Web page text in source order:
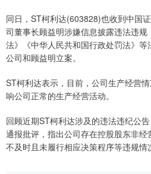
同日，ST柯利达(603828)也收到中国
司董事长顾益明涉嫌信息披露违法违
法》《中华人民共和国行政处罚法》
公司和顾益明立案。
ST柯利达表示，目前，公司生产经营
响公司正常的生产经营活动。
回顾近期ST柯利达涉及的违法违纪公
通报批评，指出公司存在控股股东非
不及时且未履行相应决策程序等违规情